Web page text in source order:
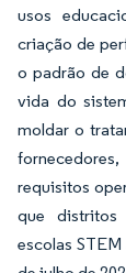
usos
criação de
o padrão de
vida do
moldar o
requisitos
que distritos
escolas